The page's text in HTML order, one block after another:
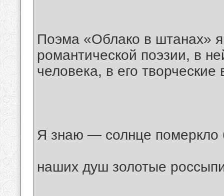
Поэма «Облако в штанах»
романтической поэзии, в
человека, в его
Я знаю — солнце померкло
наших душ золотые